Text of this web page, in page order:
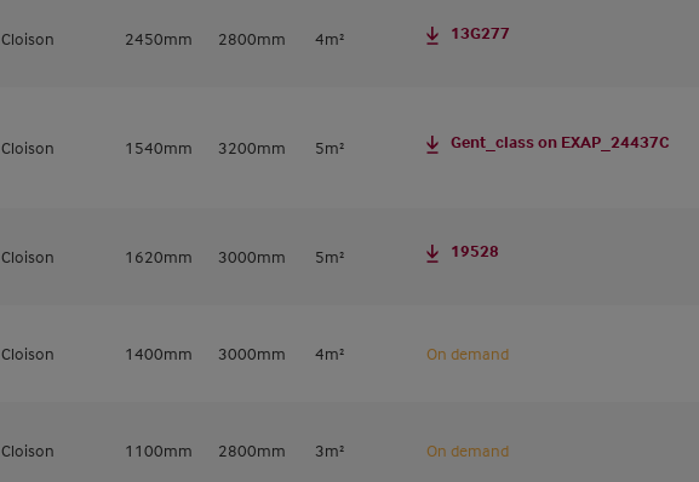
Cloison 2450mm 2800mm 4m² 13G277
Cloison 1540mm 3200mm 5m² Gent_class on EXAP_24437C
Cloison 1620mm 3000mm 5m² 19528
Cloison 1400mm 3000mm 4m² On demand
Cloison 1100mm 2800mm 3m² On demand